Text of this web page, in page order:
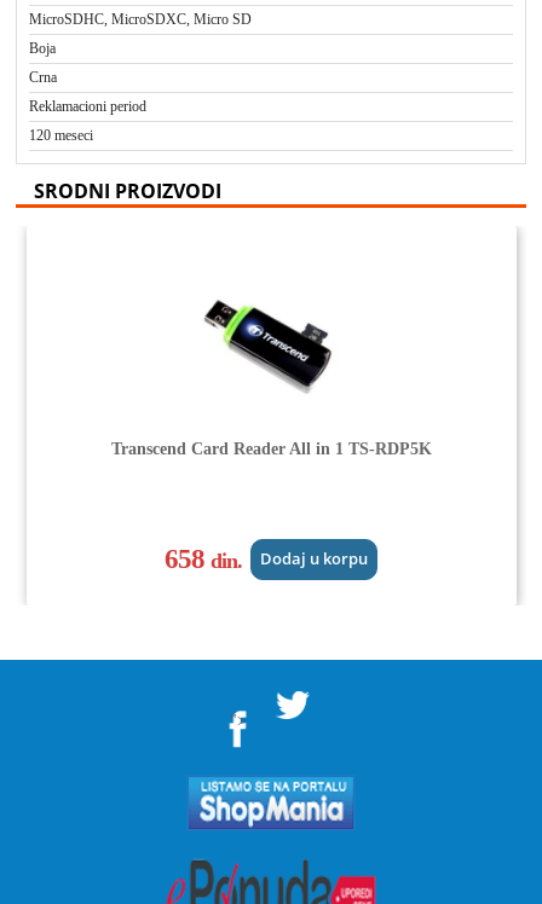
MicroSDHC, MicroSDXC, Micro SD
Boja
Crna
Reklamacioni period
120 meseci
SRODNI PROIZVODI
Transcend Card Reader All in 1 TS-RDP5K
658din. Dodaj u korpu
">